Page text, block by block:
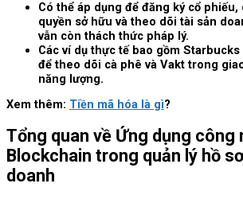
Có thể áp dụng để đăng ký cổ
quyền sở hữu và theo dõi tài sản
vẫn còn thách thức pháp lý.
Các ví dụ thực tế bao gồm
để theo dõi cà phê và Vakt trong
năng lượng.
Xem thêm: Tiền mã hóa là gì?
Tổng quan về Ứng dụng công
Blockchain trong quản lý hồ
doanh